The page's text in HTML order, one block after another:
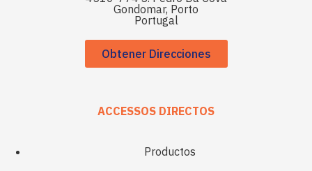
Gondomar, Porto
Portugal
Obtener Direcciones
ACCESSOS DIRECTOS
Productos